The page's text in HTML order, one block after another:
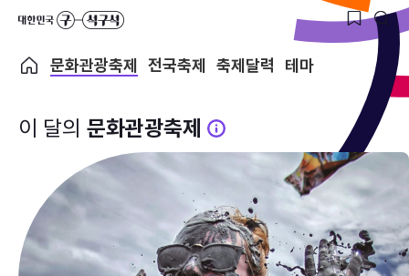
문화관광축제 전국축제 축제달력 테마
이 달의 문화관광축제